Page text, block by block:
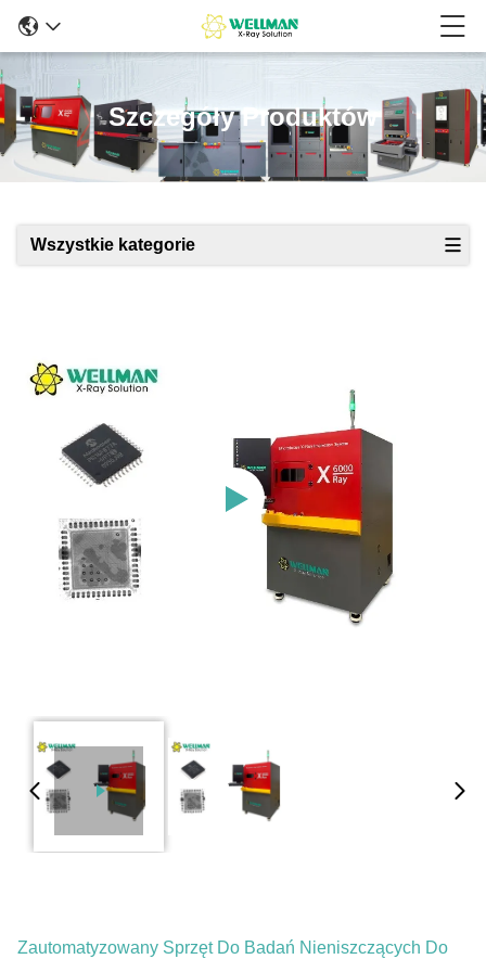
Szczegóły Produktów
Wszystkie kategorie
Zautomatyzowany Sprzęt Do Badań Nieniszczących Do